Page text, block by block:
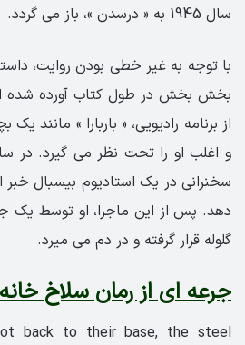
سال 1945 به « درسدن »، باز می گردد.
با توجه به غیر خطی بودن روایت،
بخش بخش در طول کتاب آورده
از برنامه رادیویی، « باربارا » مانند
سخنرانی در یک استادیوم بیسبال
دهد. پس از این ماجرا، او توسط یک
گلوله قرار گرفته و در دم می میرد.
جرعه ای از رمان سلاخ
back to their base, the steel